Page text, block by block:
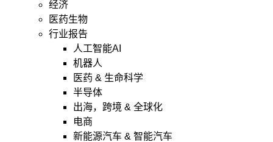
经济
医药生物
行业报告
人工智能AI
机器人
医药 & 生命科学
半导体
出海，跨境 & 全球化
电商
新能源汽车 & 智能汽车